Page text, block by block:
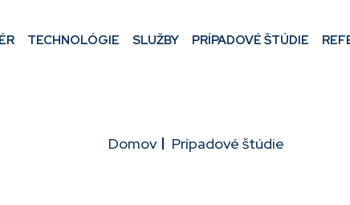
TECHNOLÓGIE SLUŽBY PRÍPADOVÉ ŠTÚDIE
Domov Prípadové štúdie